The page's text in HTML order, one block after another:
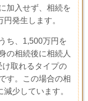
加入せず、相続を
円発生します。
ち、1,500万円を
の相続後に相続人
取れるタイプの
す。この場合の相
減少しています。